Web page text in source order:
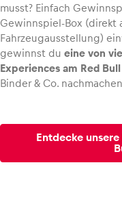
musst? Einfach
Gewinnspiel-Box (direkt
Fahrzeugausstellung)
gewinnst du eine von
Experiences am Red
Binder & Co.
Entdecke